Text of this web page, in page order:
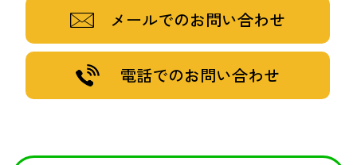
メールでのお問い合わせ
電話でのお問い合わせ